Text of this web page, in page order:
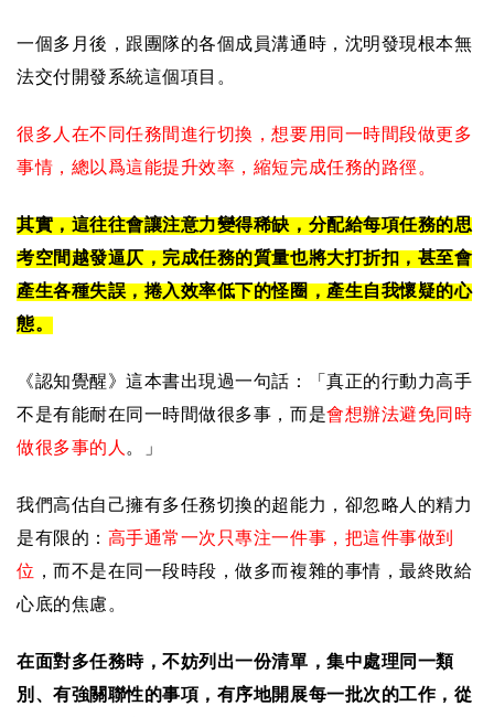
一個多月後，跟團隊的各個成員溝通時，沈明發現根本無
法交付開發系統這個項目。
很多人在不同任務間進行切換，想要用同一時間段做更多
事情，總以爲這能提升效率，縮短完成任務的路徑。
其實，這往往會讓注意力變得稀缺，分配給每項任務的思
考空間越發逼仄，完成任務的質量也將大打折扣，甚至會
產生各種失誤，捲入效率低下的怪圈，產生自我懷疑的心
態。
《認知覺醒》這本書出現過一句話：「真正的行動力高手
不是有能耐在同一時間做很多事，而是會想辦法避免同時
做很多事的人 。」
我們高估自己擁有多任務切換的超能力，卻忽略人的精力
是有限的： 高手通常一次只專注一件事，把這件事做到
位 ，而不是在同一段時段，做多而複雜的事情，最終敗給
心底的焦慮。
在面對多任務時，不妨列出一份清單，集中處理同一類
別、有強關聯性的事項，有序地開展每一批次的工作，從